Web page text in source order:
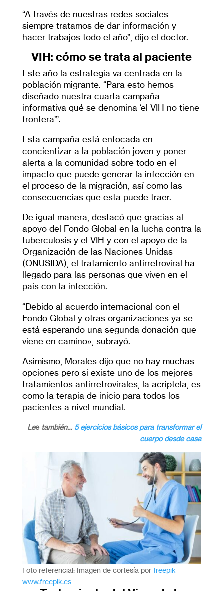
“A través de nuestras redes sociales
siempre tratamos de dar información y
hacer trabajos todo el año”, dijo el doctor.
VIH: cómo se trata al paciente
Este año la estrategia va centrada en la
población migrante. “Para esto hemos
diseñado nuestra cuarta campaña
informativa qué se denomina ‘el VIH no tiene
frontera’”.
Esta campaña está enfocada en
concientizar a la población joven y poner
alerta a la comunidad sobre todo en el
impacto que puede generar la infección en
el proceso de la migración, así como las
consecuencias que esta puede traer.
De igual manera, destacó que gracias al
apoyo del Fondo Global en la lucha contra la
tuberculosis y el VIH y con el apoyo de la
Organización de las Naciones Unidas
(ONUSIDA), el tratamiento antirretroviral ha
llegado para las personas que viven en el
país con la infección.
“Debido al acuerdo internacional con el
Fondo Global y otras organizaciones ya se
está esperando una segunda donación que
viene en camino», subrayó.
Asimismo, Morales dijo que no hay muchas
opciones pero si existe uno de los mejores
tratamientos antirretrovirales, la acriptela, es
como la terapia de inicio para todos los
pacientes a nivel mundial.
Lee también… 5 ejercicios básicos para transformar el
cuerpo desde casa
Foto referencial: Imagen de cortesía por freepik –
www.freepik.es